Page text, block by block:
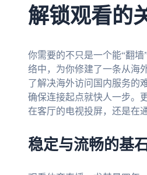
解锁观看的
你需要的不只是一个能“翻
络中，为你修建了一条从海
了解决海外访问国内服务的
确保连接起点就快人一步。
在客厅的电视投屏，还是在
稳定与流畅的基